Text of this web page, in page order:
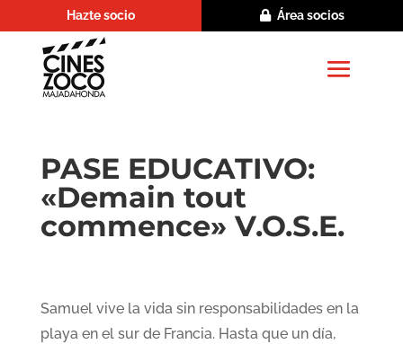
Hazte socio Área socios
PASE EDUCATIVO:
«Demain tout
commence» V.O.S.E.
Samuel vive la vida sin responsabilidades en la
playa en el sur de Francia. Hasta que un día,